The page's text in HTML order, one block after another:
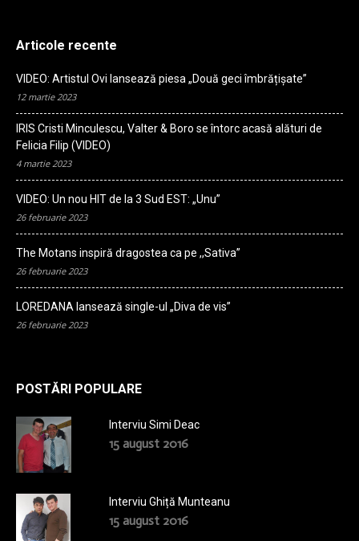
Articole recente
VIDEO: Artistul Ovi lansează piesa „Două geci îmbrățișate”
12 martie 2023
IRIS Cristi Minculescu, Valter & Boro se întorc acasă alături de
Felicia Filip (VIDEO)
4 martie 2023
VIDEO: Un nou HIT de la 3 Sud EST: „Unu”
26 februarie 2023
The Motans inspiră dragostea ca pe ,,Sativa”
26 februarie 2023
LOREDANA lansează single-ul „Diva de vis”
26 februarie 2023
POSTĂRI POPULARE
Interviu Simi Deac
15 august 2016
Interviu Ghiță Munteanu
15 august 2016